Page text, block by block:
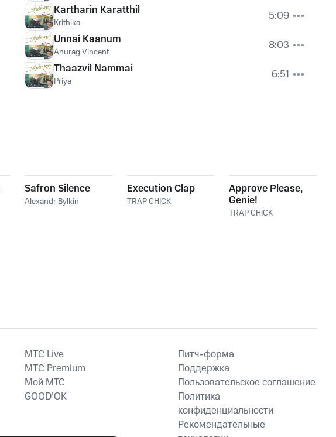
Kartharin Karatthil
Krithika
5:09
Unnai Kaanum
Anurag Vincent
8:03
Thaazvil Nammai
Priya 6:51
Safron Silence
Alexandr Bylkin
Execution Clap
TRAP CHICK
Approve Please,
Genie!
TRAP CHICK
MTС Live
MTС Premium
Мой МТС
GOOD’OK
Питч-форма
Поддержка
Пользовательское соглашение
Политика
конфиденциальности
Рекомендательные